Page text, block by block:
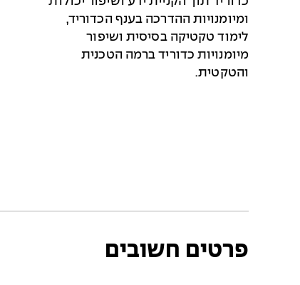
ומיומנויות ההדרכה בענף הכדוריד,
לימוד טקטיקה בסיסית ושיפור
מיומנויות כדוריד ברמה הטכנית
והטקטית.
פרטים חשובים